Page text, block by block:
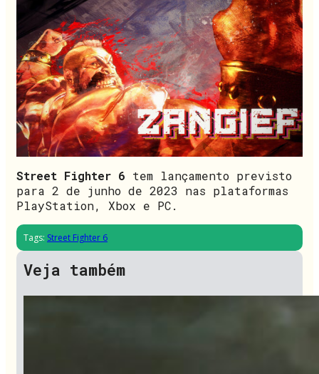
Street Fighter 6 tem lançamento previsto
para 2 de junho de 2023 nas plataformas
PlayStation, Xbox e PC.
Tags: Street Fighter 6
Veja também